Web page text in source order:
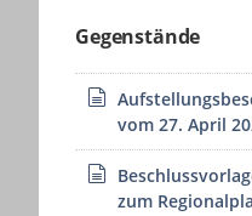
Gegenstände
vom 27. April
zum